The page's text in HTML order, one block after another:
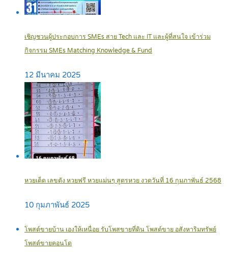
เชิญชวนผู้ประกอบการ SMEs สาย Tech และ IT และผู้ที่สนใจ เข้าร่วม
กิจกรรม SMEs Matching Knowledge & Fund
12 มีนาคม 2025
หวยเด็ด เลขดัง หวยฟรี หวยแม่นๆ สูตรหวย งวดวันที่ 16 กุมภาพันธ์ 2568
10 กุมภาพันธ์ 2025
โพสต์ขายบ้าน เองให้เหนื่อย รับโพสขายที่ดิน โพสต์ขาย อสังหาริมทรัพย์
โพสต์ขายคอนโด